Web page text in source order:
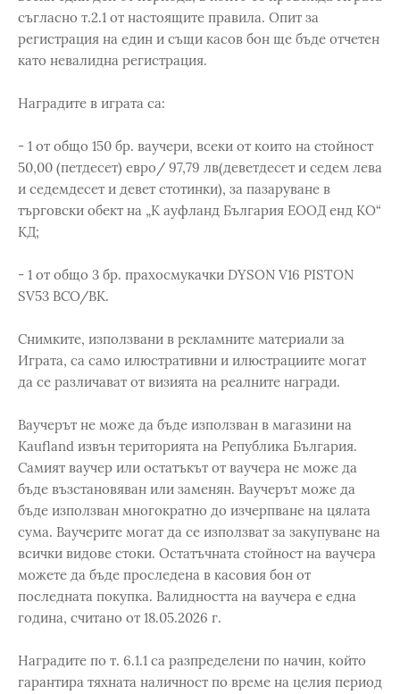
съгласно т.2.1 от настоящите правила. Опит за
регистрация на един и същи касов бон ще бъде отчетен
като невалидна регистрация.
Наградите в играта са:
- 1 от общо 150 бр. ваучери, всеки от които на стойност
50,00 (петдесет) евро/ 97,79 лв(деветдесет и седем лева
и седемдесет и девет стотинки), за пазаруване в
търговски обект на „К ауфланд България ЕООД енд КО“
КД;
- 1 от общо 3 бр. прахосмукачки DYSON V16 PISTON
SV53 BCO/BK.
Снимките, използвани в рекламните материали за
Играта, са само илюстративни и илюстрациите могат
да се различават от визията на реалните награди.
Ваучерът не може да бъде използван в магазини на
Kaufland извън територията на Република България.
Самият ваучер или остатъкът от ваучера не може да
бъде възстановяван или заменян. Ваучерът може да
бъде използван многократно до изчерпване на цялата
сума. Ваучерите могат да се използват за закупуване на
всички видове стоки. Остатъчната стойност на ваучера
можете да бъде проследена в касовия бон от
последната покупка. Валидността на ваучера е една
година, считано от 18.05.2026 г.
Наградите по т. 6.1.1 са разпределени по начин, който
гарантира тяхната наличност по време на целия период